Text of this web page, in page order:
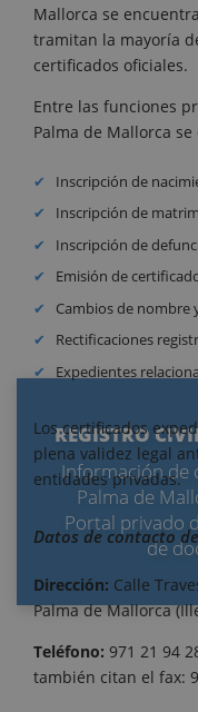
REGISTRO
Información de
Palma de
Portal privado
de
Mallorca se
tramitan la mayoría
certificados oficiales.
Entre las funciones
Palma de Mallorca
Inscripción de
Inscripción de
Inscripción de
Emisión de
Cambios de nombre
Rectificaciones
Expedientes
Los certificados
plena validez legal
entidades privadas.
Datos de contacto
Dirección: Calle
Palma de Mallorca
Teléfono: 971 21 94
también citan el fax: